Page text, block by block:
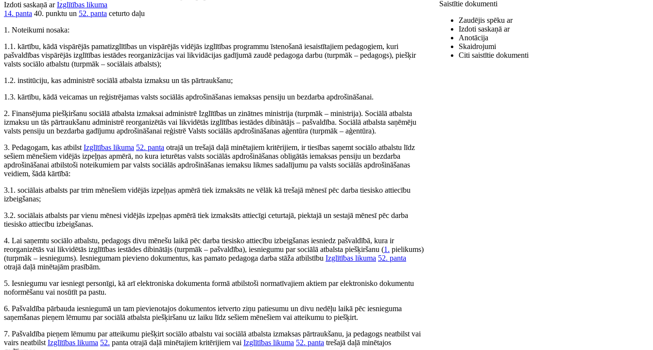
Izdoti saskaņā arIzglītības likuma
14. panta 40. punktu un 52. panta ceturto daļu
1. Noteikumi nosaka:
1.1. kārtību, kādā vispārējās pamatizglītības un vispārējās vidējās izglītības programmu īstenošanā iesaistītajiem pedagogiem, kuri
pašvaldības vispārējās izglītības iestādes reorganizācijas vai likvidācijas gadījumā zaudē pedagoga darbu (turpmāk – pedagogs), piešķir
valsts sociālo atbalstu (turpmāk – sociālais atbalsts);
1.2. institūciju, kas administrē sociālā atbalsta izmaksu un tās pārtraukšanu;
1.3. kārtību, kādā veicamas un reģistrējamas valsts sociālās apdrošināšanas iemaksas pensiju un bezdarba apdrošināšanai.
2. Finansējuma piešķiršanu sociālā atbalsta izmaksai administrē Izglītības un zinātnes ministrija (turpmāk – ministrija). Sociālā atbalsta
izmaksu un tās pārtraukšanu administrē reorganizētās vai likvidētās izglītības iestādes dibinātājs – pašvaldība. Sociālā atbalsta saņēmēju
valsts pensiju un bezdarba gadījumu apdrošināšanai reģistrē Valsts sociālās apdrošināšanas aģentūra (turpmāk – aģentūra).
3. Pedagogam, kas atbilst Izglītības likuma 52. panta otrajā un trešajā daļā minētajiem kritērijiem, ir tiesības saņemt sociālo atbalstu līdz
sešiem mēnešiem vidējās izpeļņas apmērā, no kura ieturētas valsts sociālās apdrošināšanas obligātās iemaksas pensiju un bezdarba
apdrošināšanai atbilstoši noteikumiem par valsts sociālās apdrošināšanas iemaksu likmes sadalījumu pa valsts sociālās apdrošināšanas
veidiem, šādā kārtībā:
3.1. sociālais atbalsts par trim mēnešiem vidējās izpeļņas apmērā tiek izmaksāts ne vēlāk kā trešajā mēnesī pēc darba tiesisko attiecību
izbeigšanas;
3.2. sociālais atbalsts par vienu mēnesi vidējās izpeļņas apmērā tiek izmaksāts attiecīgi ceturtajā, piektajā un sestajā mēnesī pēc darba
tiesisko attiecību izbeigšanas.
4. Lai saņemtu sociālo atbalstu, pedagogs divu mēnešu laikā pēc darba tiesisko attiecību izbeigšanas iesniedz pašvaldībā, kura ir
reorganizētās vai likvidētās izglītības iestādes dibinātājs (turpmāk – pašvaldība), iesniegumu par sociālā atbalsta piešķiršanu (1. pielikums)
(turpmāk – iesniegums). Iesniegumam pievieno dokumentus, kas pamato pedagoga darba stāža atbilstību Izglītības likuma 52. panta
otrajā daļā minētajām prasībām.
5. Iesniegumu var iesniegt personīgi, kā arī elektroniska dokumenta formā atbilstoši normatīvajiem aktiem par elektronisko dokumentu
noformēšanu vai nosūtīt pa pastu.
6. Pašvaldība pārbauda iesniegumā un tam pievienotajos dokumentos ietverto ziņu patiesumu un divu nedēļu laikā pēc iesnieguma
saņemšanas pieņem lēmumu par sociālā atbalsta piešķiršanu uz laiku līdz sešiem mēnešiem vai atteikumu to piešķirt.
7. Pašvaldība pieņem lēmumu par atteikumu piešķirt sociālo atbalstu vai sociālā atbalsta izmaksas pārtraukšanu, ja pedagogs neatbilst vai
vairs neatbilst Izglītības likuma 52. panta otrajā daļā minētajiem kritērijiem vai Izglītības likuma 52. panta trešajā daļā minētajos
Saistītie dokumenti
Zaudējis spēku ar
Izdoti saskaņā ar
Anotācija
Skaidrojumi
Citi saistītie dokumenti